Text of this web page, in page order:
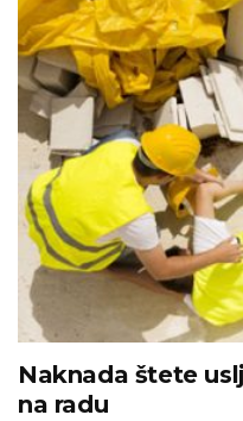
Naknada štete
na radu